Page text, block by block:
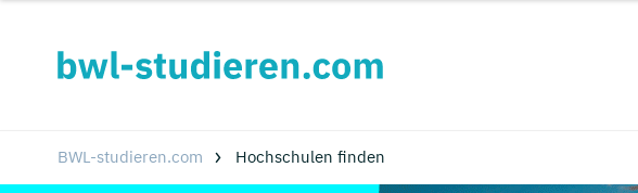
BWL-studieren.com Hochschulen finden